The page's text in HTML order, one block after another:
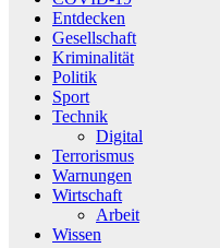
Entdecken
Gesellschaft
Kriminalität
Politik
Sport
Technik
Digital
Terrorismus
Warnungen
Wirtschaft
Arbeit
Wissen